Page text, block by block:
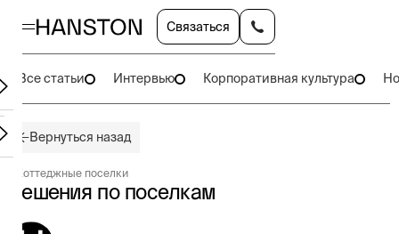
Связаться
Все статьи Интервью Корпоративная культура
Вернуться назад
Решения по поселкам
Коттеджные поселки